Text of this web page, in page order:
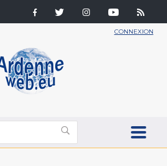
CONNEXION